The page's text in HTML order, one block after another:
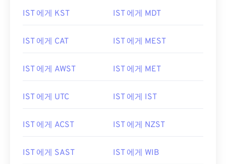
IST 에게 KST IST 에게 MDT
IST 에게 CAT IST 에게 MEST
IST 에게 AWST IST 에게 MET
IST 에게 UTC IST 에게 IST
IST 에게 ACST IST 에게 NZST
IST 에게 SAST IST 에게 WIB